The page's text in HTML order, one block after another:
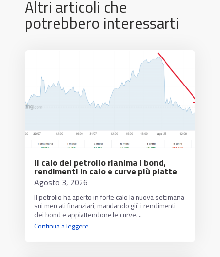
Altri articoli che
potrebbero interessarti
Il calo del petrolio rianima i bond,
rendimenti in calo e curve più piatte
Agosto 3, 2026
Il petrolio ha aperto in forte calo la nuova settimana
sui mercati finanziari, mandando giù i rendimenti
dei bond e appiattendone le curve....
Continua a leggere